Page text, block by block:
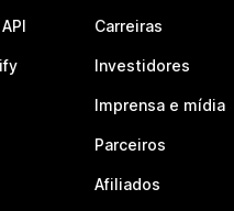
Carreiras
Investidores
Imprensa e mídia
Parceiros
Afiliados